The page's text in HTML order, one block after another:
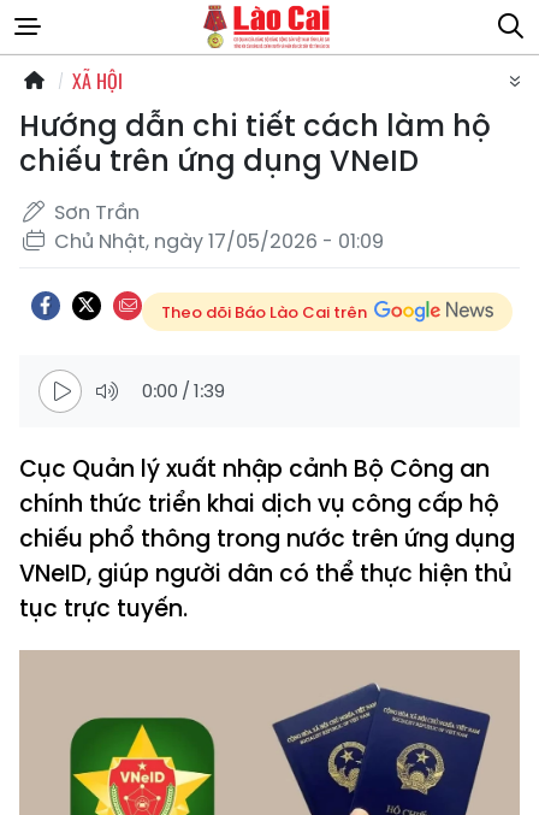
XÃ HỘI
Hướng dẫn chi tiết cách làm hộ
chiếu trên ứng dụng VNeID
Sơn Trần
Chủ Nhật, ngày 17/05/2026 - 01:09
Theo dõi Báo Lào Cai trên
0:00 /1:39
Cục Quản lý xuất nhập cảnh Bộ Công an
chính thức triển khai dịch vụ công cấp hộ
chiếu phổ thông trong nước trên ứng dụng
VNeID, giúp người dân có thể thực hiện thủ
tục trực tuyến.